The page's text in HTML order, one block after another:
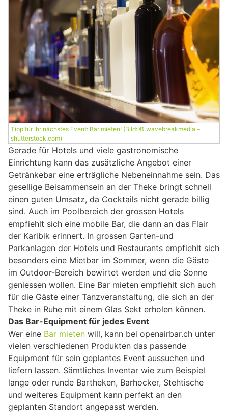
Tipp für Ihr nächstes Event: Bar mieten! (Bild: © wavebreakmedia –
shutterstock.com)
Gerade für Hotels und viele gastronomische
Einrichtung kann das zusätzliche Angebot einer
Getränkebar eine erträgliche Nebeneinnahme sein. Das
gesellige Beisammensein an der Theke bringt schnell
einen guten Umsatz, da Cocktails nicht gerade billig
sind. Auch im Poolbereich der grossen Hotels
empfiehlt sich eine mobile Bar, die dann an das Flair
der Karibik erinnert. In grossen Garten-und
Parkanlagen der Hotels und Restaurants empfiehlt sich
besonders eine Mietbar im Sommer, wenn die Gäste
im Outdoor-Bereich bewirtet werden und die Sonne
geniessen wollen. Eine Bar mieten empfiehlt sich auch
für die Gäste einer Tanzveranstaltung, die sich an der
Theke in Ruhe mit einem Glas Sekt erholen können.
Das Bar-Equipment für jedes Event
Wer eine Bar mieten will, kann bei openairbar.ch unter
vielen verschiedenen Produkten das passende
Equipment für sein geplantes Event aussuchen und
liefern lassen. Sämtliches Inventar wie zum Beispiel
lange oder runde Bartheken, Barhocker, Stehtische
und weiteres Equipment kann perfekt an den
geplanten Standort angepasst werden.